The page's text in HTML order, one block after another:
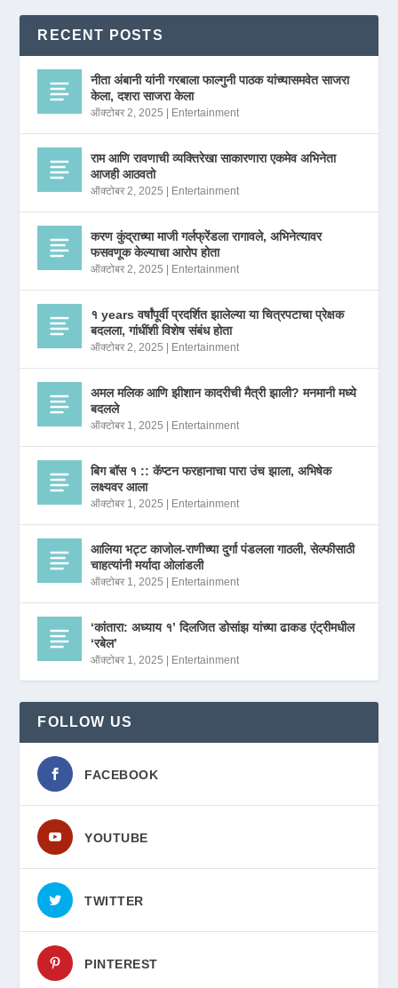
RECENT POSTS
नीता अंबानी यांनी गरबाला फाल्गुनी पाठक यांच्यासमवेत साजरा
केला, दशरा साजरा केला
ऑक्टोबर 2, 2025 Entertainment
राम आणि रावणाची व्यक्तिरेखा साकारणारा एकमेव अभिनेता
आजही आठवतो
ऑक्टोबर 2, 2025 Entertainment
करण कुंद्राच्या माजी गर्लफ्रेंडला रागावले, अभिनेत्यावर
फसवणूक केल्याचा आरोप होता
ऑक्टोबर 2, 2025 Entertainment
१ years वर्षांपूर्वी प्रदर्शित झालेल्या या चित्रपटाचा प्रेक्षक
बदलला, गांधींशी विशेष संबंध होता
ऑक्टोबर 2, 2025 Entertainment
अमल मलिक आणि झीशान कादरीची मैत्री झाली? मनमानी मध्ये
बदलले
ऑक्टोबर 1, 2025 Entertainment
बिग बॉस १ :: कॅप्टन फरहानाचा पारा उंच झाला, अभिषेक
लक्ष्यवर आला
ऑक्टोबर 1, 2025 Entertainment
आलिया भट्ट काजोल-राणीच्या दुर्गा पंडलला गाठली, सेल्फीसाठी
चाहत्यांनी मर्यादा ओलांडली
ऑक्टोबर 1, 2025 Entertainment
‘कांतारा: अध्याय १’ दिलजित डोसांझ यांच्या ढाकड एंट्रीमधील
‘रबेल’
ऑक्टोबर 1, 2025 Entertainment
FOLLOW US
FACEBOOK
YOUTUBE
TWITTER
PINTEREST